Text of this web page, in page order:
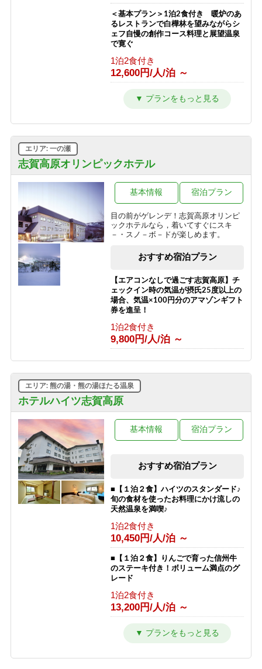
＜基本プラン＞1泊2食付き 暖炉のあ
るレストランで白樺林を望みながらシ
ェフ自慢の創作コース料理と展望温泉
で寛ぐ
1泊2食付き
12,600円/人/泊 ～
【2〜3連泊割★10％OFF】シーツ交換
は3日に1回でお得！連泊で志賀高原を
【訳あり＆エコプラン】★お一人様
1000円OFF★お料理少なめ＆エコアメ
ニティでお得（2食付）
1泊2食付き
9,700円/人/泊 ～
【志賀高原100トレイル】応援プラン
素泊まり
志賀高原オリンピックホテル
エリア: 一の瀬
目の前がゲレンデ！志賀高原オリンピ
ックホテルなら，着いてすぐにスキ
－・スノ－ボ－ドが楽しめます。
基本情報 宿泊プラン
おすすめ宿泊プラン
【エアコンなしで過ごす志賀高原】チ
ェックイン時の気温が摂氏25度以上の
場合、気温×100円分のアマゾンギフト
券を進呈！
1泊2食付き
9,800円/人/泊 ～
ホテルハイツ志賀高原
エリア: 熊の湯・熊の湯ほたる温泉
基本情報 宿泊プラン
おすすめ宿泊プラン
■【１泊２食】ハイツのスタンダード♪
旬の食材を使ったお料理にかけ流しの
天然温泉を満喫♪
1泊2食付き
10,450円/人/泊 ～
■【１泊２食】りんごで育った信州牛
のステーキ付き！ボリューム満点のグ
レード
1泊2食付き
13,200円/人/泊 ～
■【１泊夕食】早くからアクティブに
動きたい人にオススメの夕食付きプラ